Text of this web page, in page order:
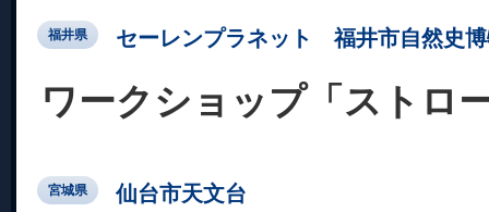
福井県 セーレンプラネット 福井市自然史
ワークショップ「ストロ
宮城県 仙台市天文台